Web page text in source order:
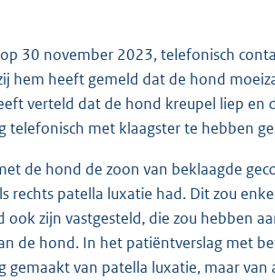
30 november 2023, telefonisch
hem heeft gemeld dat de hond
verteld dat de hond kreupel liep en
telefonisch met klaagster te hebben
de hond de zoon van beklaagde
rechts patella luxatie had. Dit zou
zijn vastgesteld, die zou hebben
de hond. In het patiëntverslag met
gemaakt van patella luxatie, maar